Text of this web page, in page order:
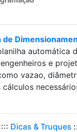
de
automática
e
vazao,
::: Dicas & Truques